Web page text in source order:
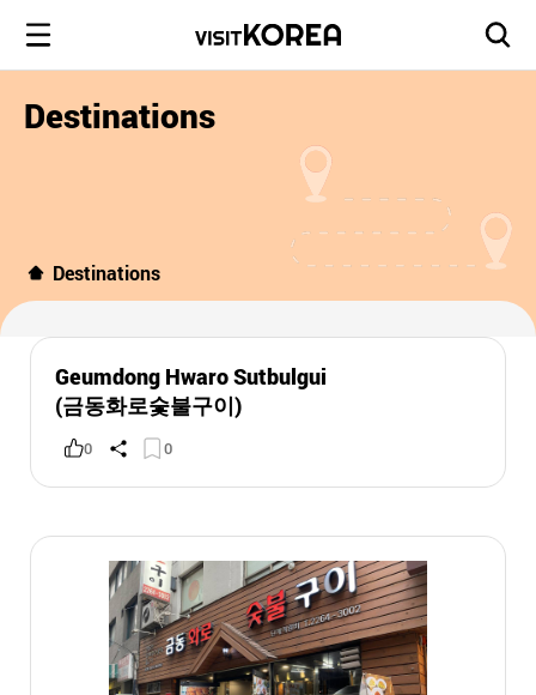
Destinations
Destinations
Geumdong Hwaro Sutbulgui
(금동화로숯불구이)
0 0